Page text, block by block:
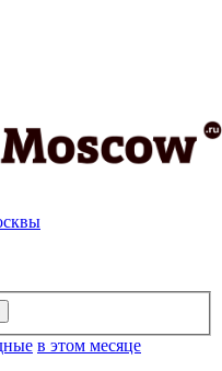
в этом месяце